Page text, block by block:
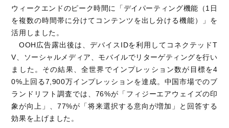
ウィークエンドのピーク時間に「デイパーティング機能（1日
を複数の時間帯に分けてコンテンツを出し分ける機能）」を
活用しました。
OOH広告露出後は、デバイスIDを利用してコネクテッドT
V、ソーシャルメディア、モバイルでリターゲティングを行い
ました。その結果、全世界でインプレッション数が目標を4
0%上回る7,900万インプレッションを達成。中国市場でのブ
ランドリフト調査では、76%が「フィジーエアウェイズの印
象が向上」、77%が「将来選択する意向が増加」と回答する
効果を上げました。